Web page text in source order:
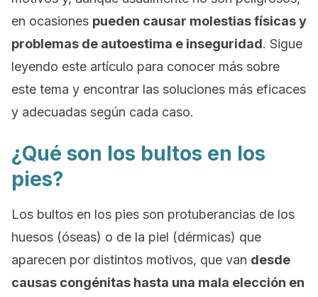
en ocasiones pueden causar molestias físicas y
problemas de autoestima e inseguridad. Sigue
leyendo este artículo para conocer más sobre
este tema y encontrar las soluciones más eficaces
y adecuadas según cada caso.
¿Qué son los bultos en los
pies?
Los bultos en los pies son protuberancias de los
huesos (óseas) o de la piel (dérmicas) que
aparecen por distintos motivos, que van desde
causas congénitas hasta una mala elección en